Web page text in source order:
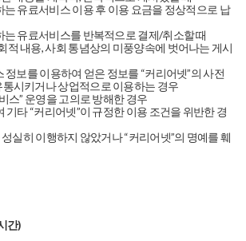
는 유료서비스 이용 후 이용 요금을 정상적으로 납
는 유료서비스를 반복적으로 결제/취소할 때
적 내용, 사회 통념상의 미풍양속에 벗어나는 게시
정보를 이용하여 얻은 정보를 “커리어넷”의 사전
통시키거나 상업적으로 이용하는 경우
스” 운영을 고의로 방해한 경우
기타 “커리어넷”이 규정한 이용 조건을 위반한 경
성실히 이행하지 않았거나 “커리어넷”의 명예를 훼
간)